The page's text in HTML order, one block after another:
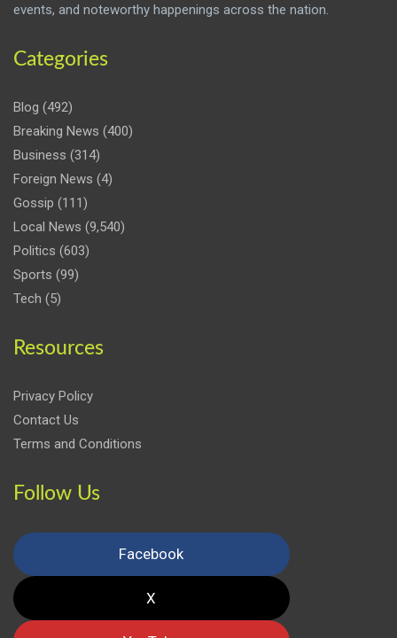
events, and noteworthy happenings across the nation.
Categories
Blog (492)
Breaking News (400)
Business (314)
Foreign News (4)
Gossip (111)
Local News (9,540)
Politics (603)
Sports (99)
Tech (5)
Resources
Privacy Policy
Contact Us
Terms and Conditions
Follow Us
Facebook
X